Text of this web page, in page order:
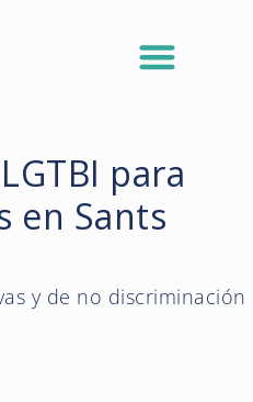
para
en Sants
y de no discriminación